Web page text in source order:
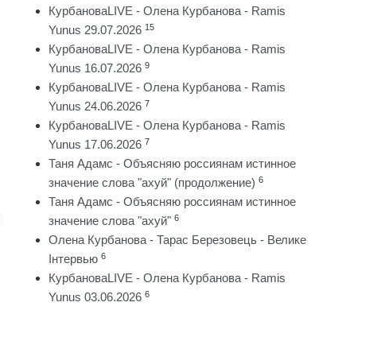
КурбановаLIVE - Олена Курбанова - Ramis
Yunus 29.07.2026 15
КурбановаLIVE - Олена Курбанова - Ramis
Yunus 16.07.2026 9
КурбановаLIVE - Олена Курбанова - Ramis
Yunus 24.06.2026 7
КурбановаLIVE - Олена Курбанова - Ramis
Yunus 17.06.2026 7
Таня Адамс - Объясняю россиянам истинное
значение слова "ахуй" (продолжение) 6
Таня Адамс - Объясняю россиянам истинное
значение слова "ахуй" 6
Олена Курбанова - Тарас Березовець - Велике
Інтервью 6
КурбановаLIVE - Олена Курбанова - Ramis
Yunus 03.06.2026 6